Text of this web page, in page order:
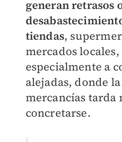
generan retrasos
tiendas,
mercados
especialmente a
alejadas, donde
mercancías tarda
concretarse.